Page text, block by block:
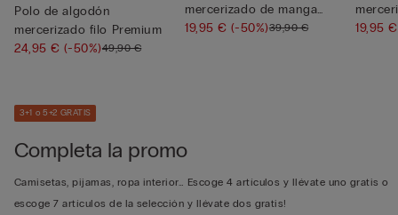
Polo de algodón
mercerizado filo Premium
24,95 €(-50%)49,90 €
mercerizado de manga
corta con cre...
19,95 €(-50%)39,90 €
corta
19,95
3+1 o 5+2 GRATIS
Completa la promo
Camisetas, pijamas, ropa interior… Escoge 4 artículos y llévate uno gratis o
escoge 7 artículos de la selección y llévate dos gratis!